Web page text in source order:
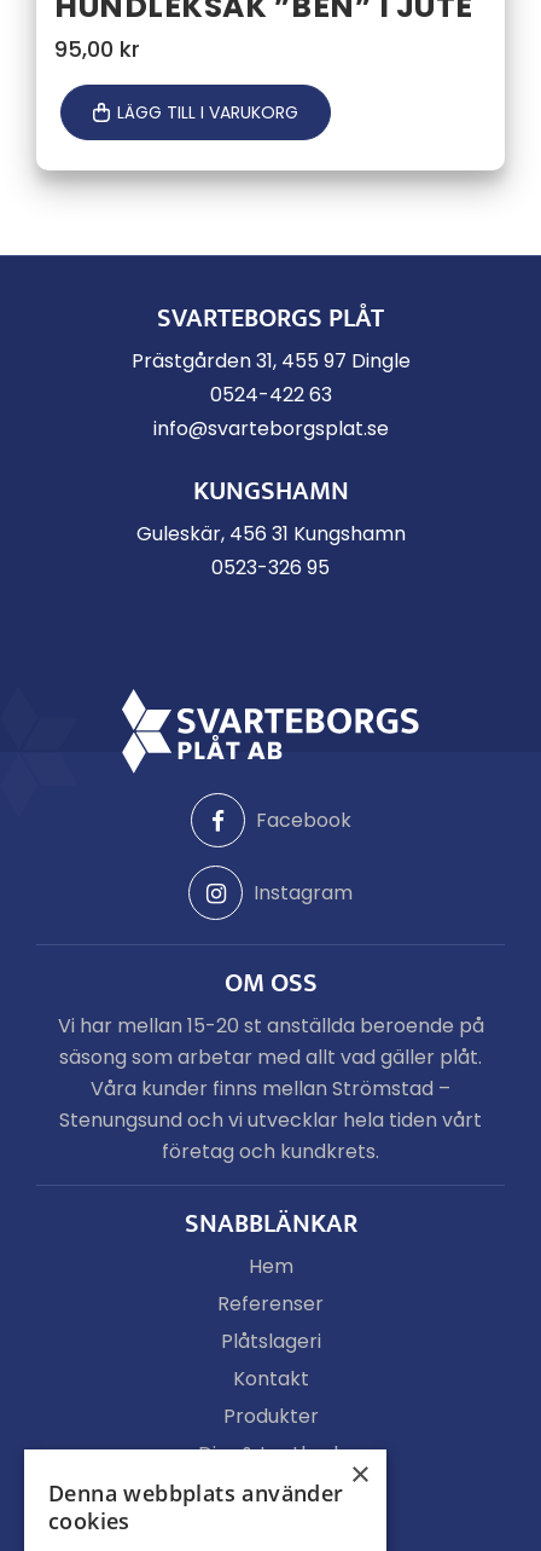
95,00 kr
LÄGG TILL I VARUKORG
SVARTEBORGS PLÅT
Prästgården 31, 455 97 Dingle
0524-422 63
info@svarteborgsplat.se
KUNGSHAMN
Guleskär, 456 31 Kungshamn
0523-326 95
Facebook
Instagram
OM OSS
Vi har mellan 15-20 st anställda beroende på
säsong som arbetar med allt vad gäller plåt.
Våra kunder finns mellan Strömstad –
Stenungsund och vi utvecklar hela tiden vårt
företag och kundkrets.
SNABBLÄNKAR
Hem
Referenser
Plåtslageri
Kontakt
Produkter
Djur & Lantbruk
Köpvillkor
×
Denna webbplats använder
cookies